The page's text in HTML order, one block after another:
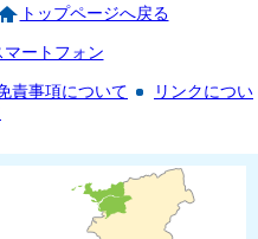
トップページへ戻る
マートフォン
責事項について
リンクについ